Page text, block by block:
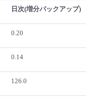
日次(増分バックアップ)
0.20
0.14
126.0